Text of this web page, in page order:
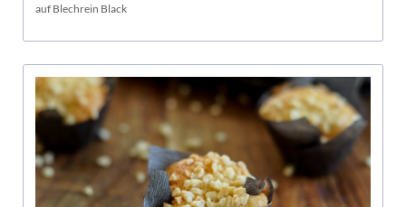
auf Blechrein Black